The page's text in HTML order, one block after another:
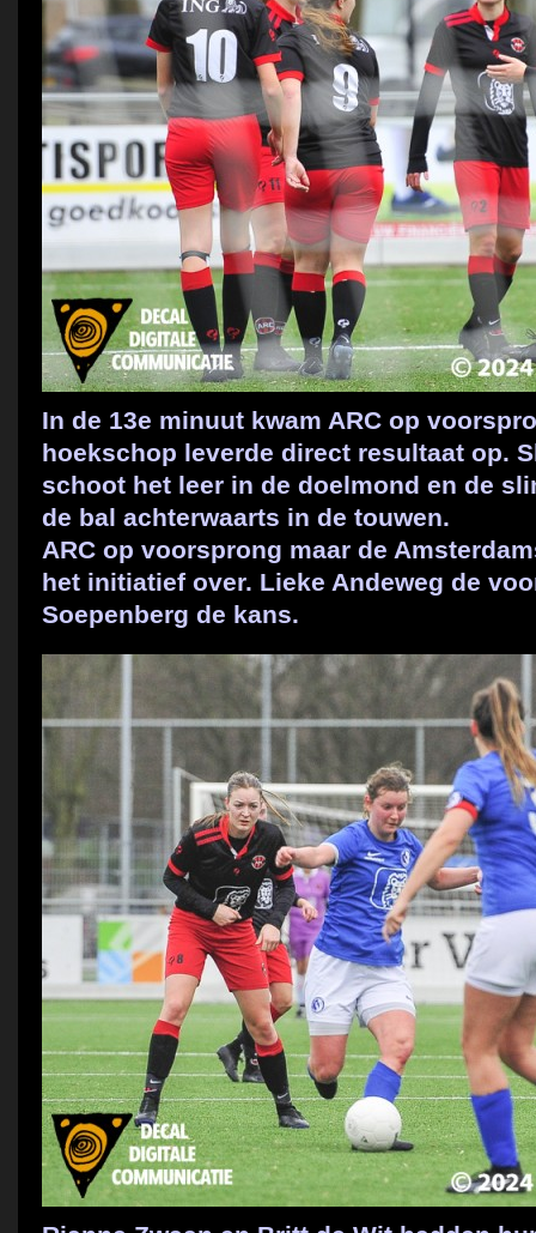
In de 13e minuut kwam ARC op
hoekschop leverde direct resultaat op.
schoot het leer in de doelmond en de
de bal achterwaarts in de touwen.
ARC op voorsprong maar de
het initiatief over. Lieke Andeweg de
Soepenberg de kans.